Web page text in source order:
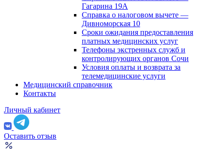
Гагарина 19А
Справка о налоговом вычете —
Дивноморская 10
Сроки ожидания предоставления
платных медицинских услуг
Телефоны экстренных служб и
контролирующих органов Сочи
Условия оплаты и возврата за
телемедицинские услуги
Медицинский справочник
Контакты
Личный кабинет
Оставить отзыв